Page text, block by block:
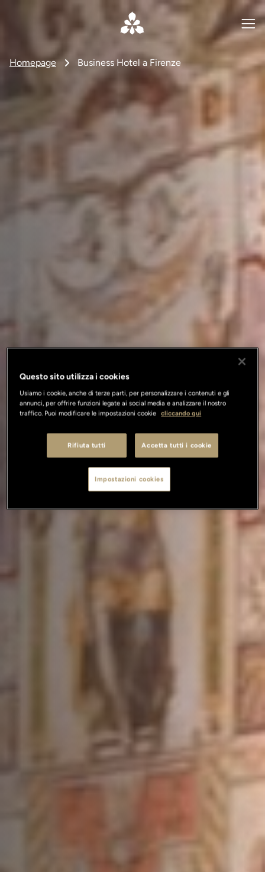
Homepage Business Hotel a Firenze
Questo sito utilizza i cookies
Usiamo i cookie, anche di terze parti, per personalizzare i contenuti e gli
annunci, per offrire funzioni legate ai social media e analizzare il nostro
traffico. Puoi modificare le impostazioni cookie cliccando qui
Rifiuta tutti Accetta tutti i cookie
Impostazioni cookies